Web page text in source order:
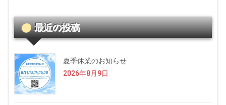
最近の投稿
夏季休業のお知らせ
2026年8月9日